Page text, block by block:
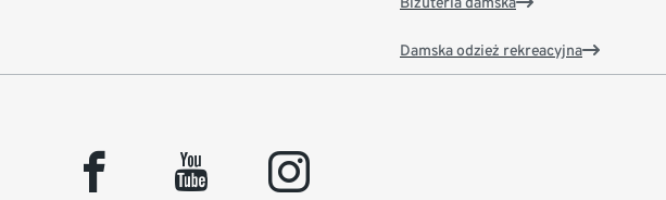
Damska odzież rekreacyjna
facebook youtube instagram